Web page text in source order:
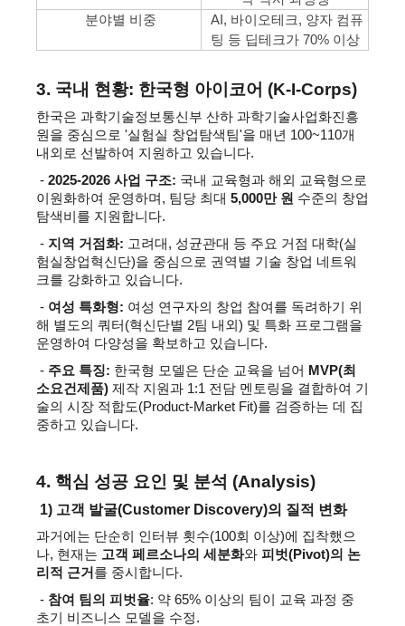
분야별 비중
AI, 바이오테크, 양자 컴퓨
팅 등 딥테크가 70% 이상
3. 국내 현황: 한국형 아이코어 (K-I-Corps)
한국은 과학기술정보통신부 산하 과학기술사업화진흥
원을 중심으로 '실험실 창업탐색팀'을 매년 100~110개
내외로 선발하여 지원하고 있습니다.
- 2025-2026 사업 구조: 국내 교육형과 해외 교육형으로
이원화하여 운영하며, 팀당 최대 5,000만 원 수준의 창업
탐색비를 지원합니다.
- 지역 거점화: 고려대, 성균관대 등 주요 거점 대학(실
험실창업혁신단)을 중심으로 권역별 기술 창업 네트워
크를 강화하고 있습니다.
- 여성 특화형: 여성 연구자의 창업 참여를 독려하기 위
해 별도의 쿼터(혁신단별 2팀 내외) 및 특화 프로그램을
운영하여 다양성을 확보하고 있습니다.
- 주요 특징: 한국형 모델은 단순 교육을 넘어
MVP(최
소요건제품) 제작 지원과 1:1 전담 멘토링을 결합하여 기
술의 시장 적합도(Product-Market Fit)를 검증하는 데 집
중하고 있습니다.
4. 핵심 성공 요인 및 분석 (Analysis)
1) 고객 발굴(Customer Discovery)의 질적 변화
과거에는 단순히 인터뷰 횟수(100회 이상)에 집착했으
나, 현재는 고객 페르소나의 세분화와 피벗(Pivot)의 논
리적 근거 를 중시합니다.
- 참여 팀의 피벗율: 약 65% 이상의 팀이 교육 과정 중
초기 비즈니스 모델을 수정.